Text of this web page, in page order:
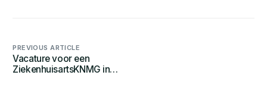
PREVIOUS ARTICLE
Vacature voor een
ZiekenhuisartsKNMG in